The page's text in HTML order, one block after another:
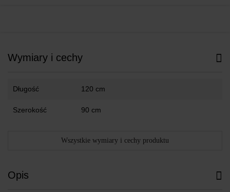
Wymiary i cechy
Długość 120 cm
Szerokość 90 cm
Wszystkie wymiary i cechy produktu
Opis